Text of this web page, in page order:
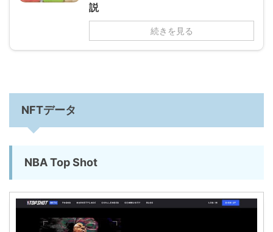
説
続きを見る
NFTデータ
NBA Top Shot